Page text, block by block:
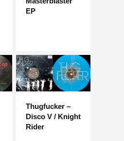
EP
Thugfucker –
Disco V / Knight
Rider